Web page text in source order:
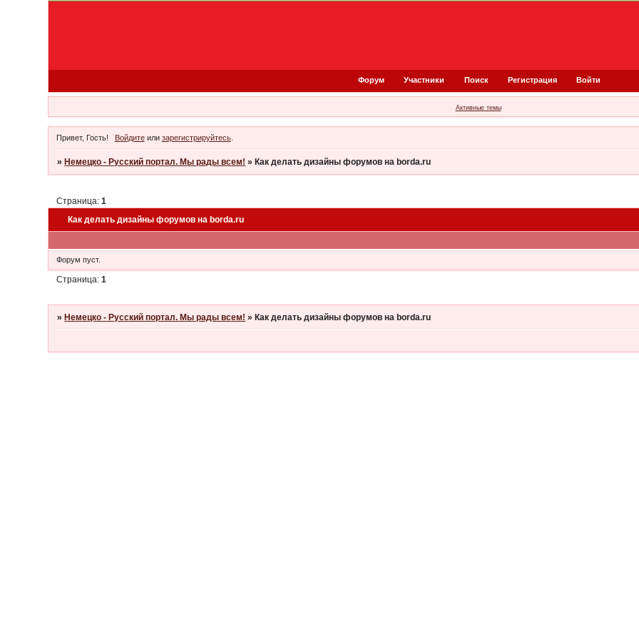
Форум Участники Поиск Регистрация Войти
Активные темы
Привет, Гость! Войдитеили зарегистрируйтесь.
» Немецко - Русский портал. Мы рады всем! » Как делать дизайны форумов на borda.ru
Как делать дизайны форумов на borda.ru
Страница:1
Форум пуст.
Страница:1
» Немецко - Русский портал. Мы рады всем! » Как делать дизайны форумов на borda.ru